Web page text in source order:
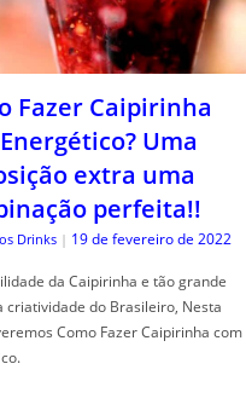
Fazer Caipirinha
Uma
extra uma
perfeita!!
Drinks | 19 de fevereiro de 2022
da Caipirinha e tão grande
criatividade do Brasileiro, Nesta
Como Fazer Caipirinha com